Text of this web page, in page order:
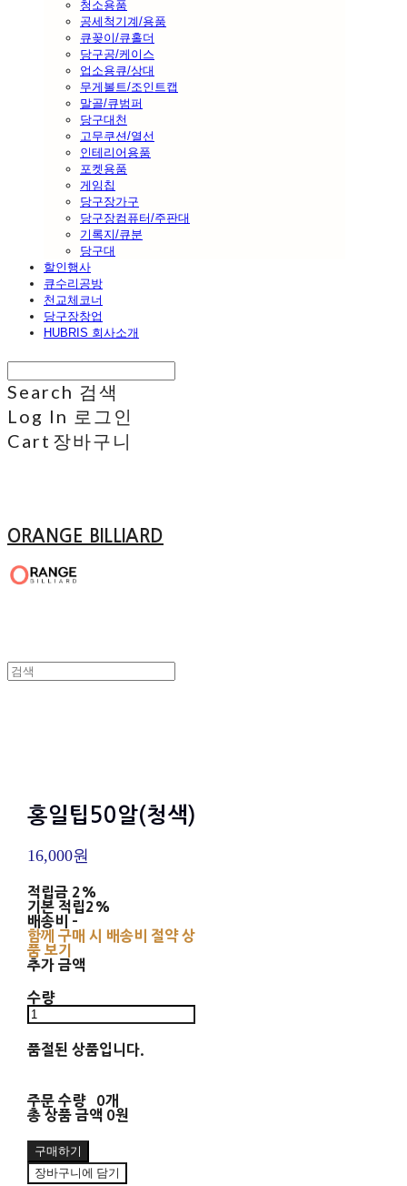
청소용품
공세척기계/용품
큐꽂이/큐홀더
당구공/케이스
업소용큐/상대
무게볼트/조인트캡
말골/큐범퍼
당구대천
고무쿠션/열선
인테리어용품
포켓용품
게임칩
당구장가구
당구장컴퓨터/주판대
기록지/큐분
당구대
할인행사
큐수리공방
천교체코너
당구장창업
HUBRIS 회사소개
Search 검색
Log In 로그인
Cart 장바구니
ORANGE BILLIARD
홍일팁50알(청색)
16,000원
적립금 2%
기본 적립2%
배송비 -
함께 구매 시 배송비 절약 상
품 보기
추가 금액
수량
품절된 상품입니다.
주문 수량
0개
총 상품 금액 0원
구매하기
장바구니에 담기